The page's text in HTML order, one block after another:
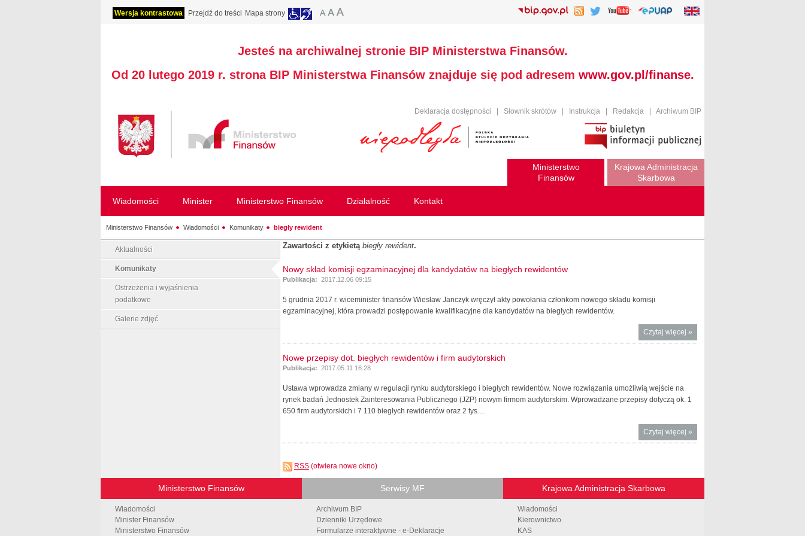
Wersja kontrastowa Przejdź do treści Mapa strony
Jesteś na archiwalnej stronie BIP Ministerstwa Finansów.
Od 20 lutego 2019 r. strona BIP Ministerstwa Finansów znajduje się pod adresem www.gov.pl/finanse.
Deklaracja dostępności Słownik skrótów Instrukcja Redakcja Archiwum BIP
Ministerstwo
Finansów
Krajowa Administracja
Skarbowa
Wiadomości Minister Ministerstwo Finansów Działalność Kontakt
Ministerstwo Finansów Wiadomości Komunikaty biegły rewident
Aktualności
Komunikaty
Ostrzeżenia i wyjaśnienia
podatkowe
Galerie zdjęć
Zawartości z etykietą biegły rewident.
Nowy skład komisji egzaminacyjnej dla kandydatów na biegłych rewidentów
Publikacja: 2017.12.06 09:15
5 grudnia 2017 r. wiceminister finansów Wiesław Janczyk wręczył akty powołania członkom nowego składu komisji
egzaminacyjnej, która prowadzi postępowanie kwalifikacyjne dla kandydatów na biegłych rewidentów.
Czytaj więcej o Nowy skład
komisji
»
Nowe przepisy dot. biegłych rewidentów i firm audytorskich
Publikacja: 2017.05.11 16:28
Ustawa wprowadza zmiany w regulacji rynku audytorskiego i biegłych rewidentów. Nowe rozwiązania umożliwią wejście na
rynek badań Jednostek Zainteresowania Publicznego (JZP) nowym firmom audytorskim. Wprowadzane przepisy dotyczą ok. 1
650 firm audytorskich i 7 110 biegłych rewidentów oraz 2 tys....
Czytaj więcej o Nowe
przepisy dot.
firm
»
RSS (otwiera nowe okno)
Ministerstwo Finansów
Wiadomości
Minister Finansów
Ministerstwo Finansów
Serwisy MF
Archiwum BIP
Dzienniki Urzędowe
Formularze interaktywne - e-Deklaracje
Krajowa Administracja Skarbowa
Wiadomości
Kierownictwo
KAS